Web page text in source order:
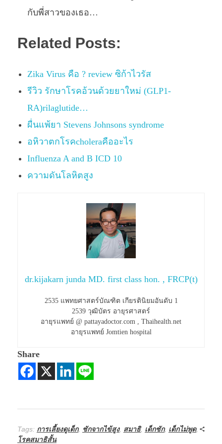
กับพี่สาวของเธอ…
Related Posts:
Zika Virus คือ ? review ซิก้าไวรัส
รีวิว รักษาโรคอ้วนด้วยยาใหม่ (GLP1-
RA)rilaglutide…
ผื่นแพ้ยา Stevens Johnsons syndrome
อหิวาตกโรคcholeraคืออะไร
Influenza A and B ICD 10
ความดันโลหิตสูง
dr.kijakarn junda MD. first class hon. , FRCP(t)
2535 แพทยศาสตร์บัณฑิต เกียรตินิยมอันดับ 1
2539 วุฒิบัตร อายุรศาสตร์
อายุรแพทย์ @ pattayadoctor.com , Thaihealth.net
อายุรแพทย์ Jomtien hospital
Share
Tags: การเลี้ยงดูเด็ก, ชักจากไข้สูง, สมาธิ, เด็กชัก, เด็กไม่พูด,
โรคสมาธิสั้น